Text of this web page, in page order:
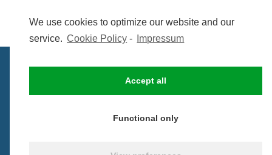
We use cookies to optimize our website and our
service. Cookie Policy - Impressum
Accept all
Functional only
UVIJETI KORIŠTENJA COOKIE POLICY (EU)